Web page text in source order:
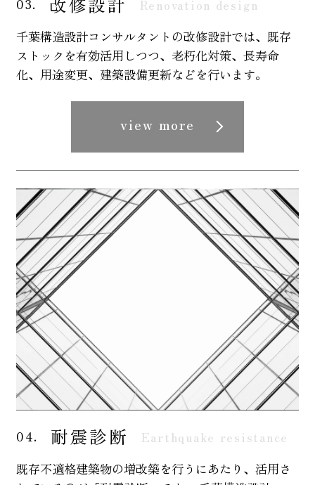
03.
Renovation design
千葉構造設計コンサルタントの改修設計では、既存
ストックを有効活用しつつ、老朽化対策、長寿命
化、用途変更、建築設備更新などを行います。
view more
04. 耐震診断
Earthquake resistance
既存不適格建築物の増改築を行うにあたり、活用さ